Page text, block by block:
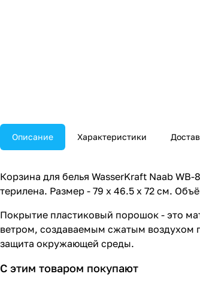
Описание Характеристики
Корзина для белья WasserKraft Naab
терилена. Размер - 79 х 46.5 х 72 см.
Покрытие пластиковый порошок - это
ветром, создаваемым сжатым воздухом
защита окружающей среды.
С этим товаром покупают